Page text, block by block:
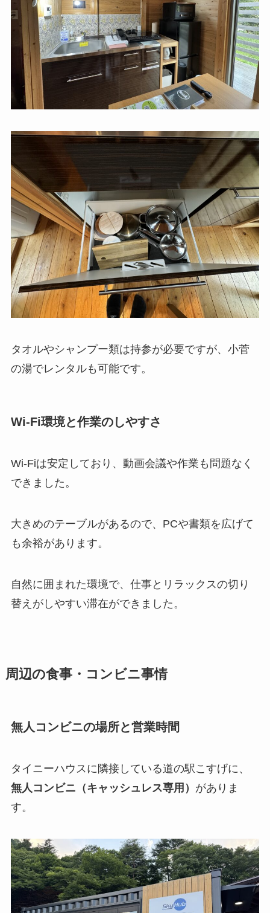
タオルやシャンプー類は持参が必要ですが、小菅
の湯でレンタルも可能です。
Wi-Fi環境と作業のしやすさ
Wi-Fiは安定しており、動画会議や作業も問題なく
できました。
大きめのテーブルがあるので、PCや書類を広げて
も余裕があります。
自然に囲まれた環境で、仕事とリラックスの切り
替えがしやすい滞在ができました。
周辺の食事・コンビニ事情
無人コンビニの場所と営業時間
タイニーハウスに隣接している道の駅こすげに、
無人コンビニ（キャッシュレス専用） がありま
す。